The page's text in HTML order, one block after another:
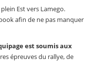
Est vers Lamego.
afin de ne pas manquer
est soumis aux
épreuves du rallye, de